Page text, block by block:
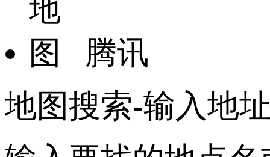
腾讯
地图搜索-输入地